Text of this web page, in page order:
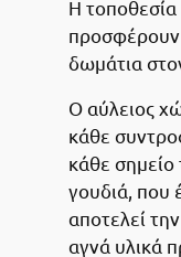
Η τοποθεσία
προσφέρουν
δωμάτια
Ο αύλειος
κάθε
κάθε
γουδιά, που
αποτελεί
αγνά υλικά